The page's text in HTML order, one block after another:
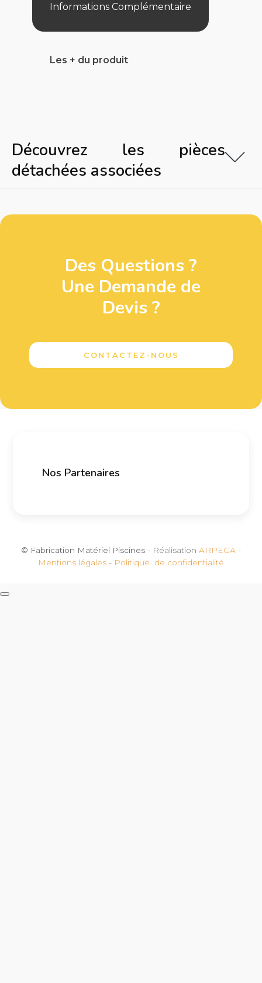
+Tel.Radio
Informations Complémentaire
Les + du produit
Découvrez les pièces
détachées associées
Des Questions ?
Une Demande de
Devis ?
CONTACTEZ-NOUS
Nos Partenaires
© Fabrication Matériel Piscines - Réalisation ARPEGA -
Mentions légales - Politique de confidentialité